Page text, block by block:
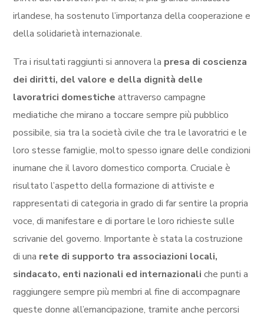
irlandese, ha sostenuto l’importanza della cooperazione e
della solidarietà internazionale.
Tra i risultati raggiunti si annovera la presa di coscienza
dei diritti, del valore e della dignità delle
lavoratrici domestiche attraverso campagne
mediatiche che mirano a toccare sempre più pubblico
possibile, sia tra la società civile che tra le lavoratrici e le
loro stesse famiglie, molto spesso ignare delle condizioni
inumane che il lavoro domestico comporta. Cruciale è
risultato l’aspetto della formazione di attiviste e
rappresentati di categoria in grado di far sentire la propria
voce, di manifestare e di portare le loro richieste sulle
scrivanie del governo. Importante è stata la costruzione
di una rete di supporto tra associazioni locali,
sindacato, enti nazionali ed internazionali che punti a
raggiungere sempre più membri al fine di accompagnare
queste donne all’emancipazione, tramite anche percorsi